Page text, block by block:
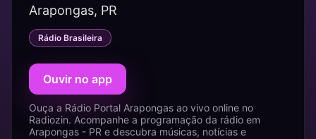
Arapongas, PR
Rádio Brasileira
Ouvir no app
Ouça a Rádio Portal Arapongas ao vivo online no
Radiozin. Acompanhe a programação da rádio em
Arapongas - PR e descubra músicas, notícias e